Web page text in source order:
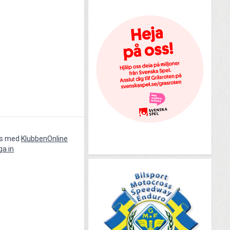
med KlubbenOnline
in